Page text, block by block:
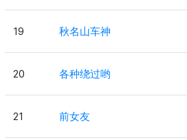
19 秋名山车神
20 各种绕过哟
21 前女友